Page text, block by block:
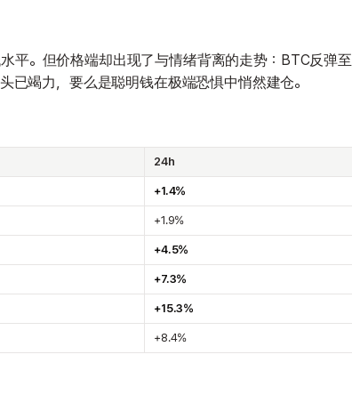
平。但价格端却出现了与情绪背离的走势：BTC反弹至
竭力，要么是聪明钱在极端恐惧中悄然建仓。
24h
+1.4%
+1.9%
+4.5%
+7.3%
+15.3%
+8.4%